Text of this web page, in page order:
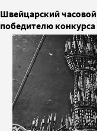
Швейцарский
победителю